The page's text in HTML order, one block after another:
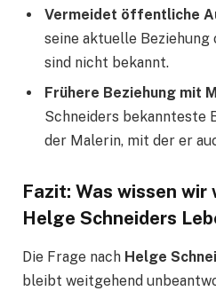
Vermeidet öffentliche
seine aktuelle Beziehung
sind nicht bekannt.
Frühere Beziehung mit
Schneiders bekannteste
der Malerin, mit der er
Fazit: Was wissen wir
Helge Schneiders
Die Frage nach Helge
bleibt weitgehend